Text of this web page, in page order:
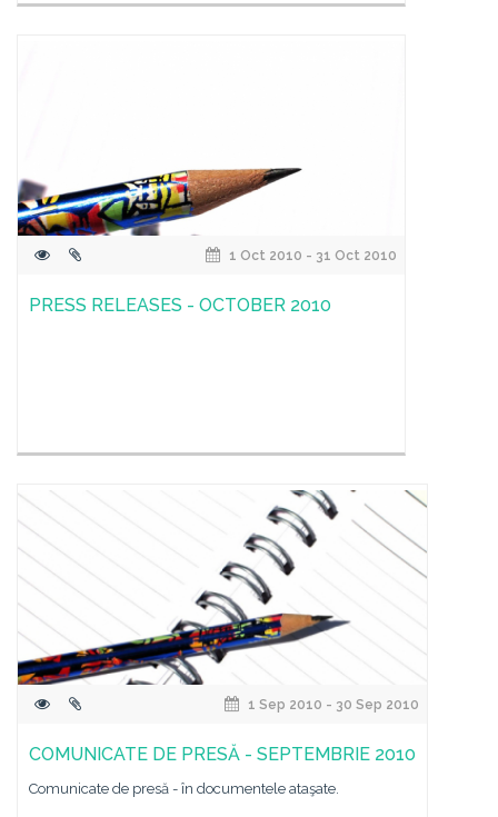
1 Oct 2010 - 31 Oct 2010
PRESS RELEASES - OCTOBER 2010
1 Sep 2010 - 30 Sep 2010
COMUNICATE DE PRESĂ - SEPTEMBRIE 2010
Comunicate de presă - în documentele ataşate.